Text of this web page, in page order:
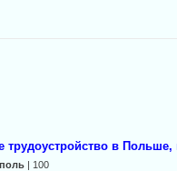
трудоустройство в
| 100